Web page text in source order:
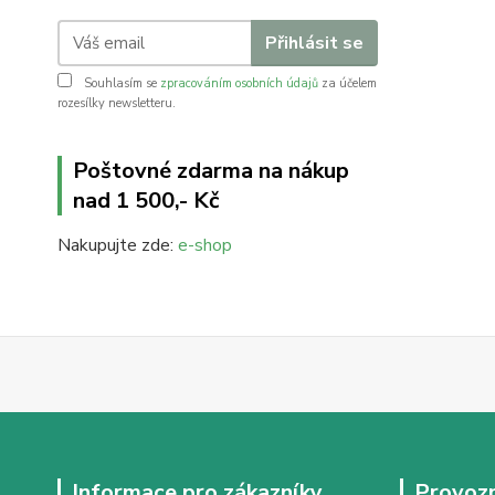
Přihlásit se
Souhlasím se zpracováním osobních údajů za účelem
rozesílky newsletteru.
Poštovné zdarma na nákup
nad 1 500,- Kč
Nakupujte zde: e-shop